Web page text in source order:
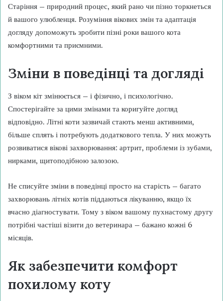
Старіння – природний процес, який рано чи пізно торкнеться
й вашого улюбленця. Розуміння вікових змін та адаптація
догляду допоможуть зробити пізні роки вашого кота
комфортними та приємними.
Зміни в поведінці та догляді
З віком кіт змінюється – і фізично, і психологічно.
Спостерігайте за цими змінами та коригуйте догляд
відповідно. Літні коти зазвичай стають менш активними,
більше сплять і потребують додаткового тепла. У них можуть
розвиватися вікові захворювання: артрит, проблеми із зубами,
нирками, щитоподібною залозою.
Не списуйте зміни в поведінці просто на старість – багато
захворювань літніх котів піддаються лікуванню, якщо їх
вчасно діагностувати. Тому з віком вашому пухнастому другу
потрібні частіші візити до ветеринара – бажано кожні 6
місяців.
Як забезпечити комфорт
похилому коту